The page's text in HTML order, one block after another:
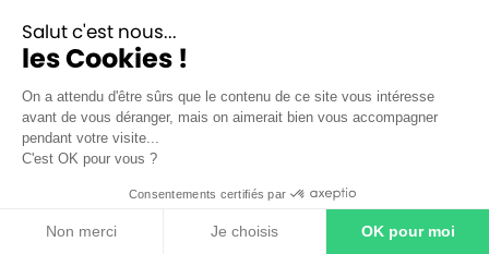
Délai de carence :période qui suit la souscription pendant laquelle
les remboursements ne sont pas encore pris en charge.
même si non exigée par l'Assurance Maladie
Réseaux de soins: remboursements majorés si vous consultez un
praticien partenaire de votre mutuelle
Exclusions particulières
Comparaison entre différentes mutuelles
Les offres varient considérablement d'une mutuelle à l'autre :
Mutuelle traditionnelle
: offre généralement des forfaits annuels
Salut c'est nous...
les Cookies !
On a attendu d'être sûrs que le contenu de ce site vous intéresse
avant de vous déranger, mais on aimerait bien vous accompagner
pendant votre visite...
C'est OK pour vous ?
Consentements certifiés par
Non merci Je choisis OK pour moi